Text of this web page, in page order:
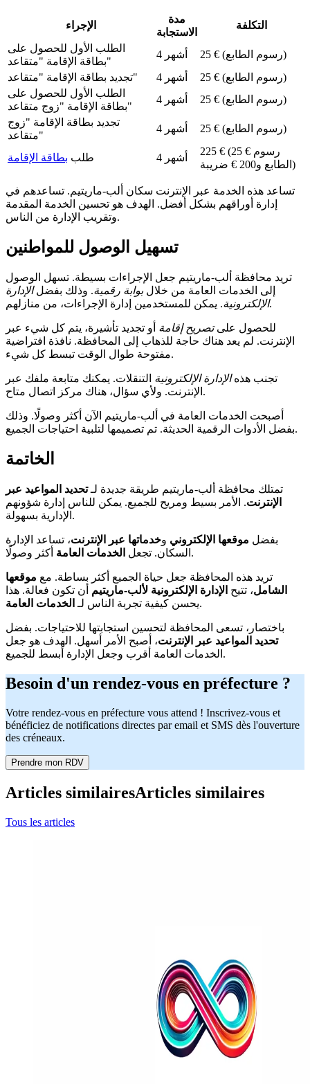
الإجراء
مدة
الاستجابة
التكلفة
الطلب الأول للحصول على
بطاقة الإقامة "متقاعد"
4 أشهر
25 € (رسوم الطابع)
تجديد بطاقة الإقامة "متقاعد"
4 أشهر
25 € (رسوم الطابع)
الطلب الأول للحصول على
بطاقة الإقامة "زوج متقاعد"
4 أشهر
25 € (رسوم الطابع)
تجديد بطاقة الإقامة "زوج
متقاعد"
4 أشهر 25 € (رسوم الطابع)
طلب بطاقة الإقامة 4 أشهر
225 € (25 € رسوم
الطابع و200 € ضريبة)
تساعد هذه الخدمة عبر الإنترنت سكان ألب-ماريتيم. تساعدهم في
إدارة أوراقهم بشكل أفضل. الهدف هو تحسين الخدمة المقدمة
وتقريب الإدارة من الناس.
تسهيل الوصول للمواطنين
تريد محافظة ألب-ماريتيم جعل الإجراءات بسيطة. تسهل الوصول
إلى الخدمات العامة من خلالبوابة رقمية. وذلك بفضلالإدارة
الإلكترونية. يمكن للمستخدمين إدارة الإجراءات، من منازلهم.
للحصول علىتصريح إقامة أو تجديد تأشيرة، يتم كل شيء عبر
الإنترنت. لم يعد هناك حاجة للذهاب إلى المحافظة. نافذة افتراضية
مفتوحة طوال الوقت تبسط كل شيء.
تجنب هذهالإدارة الإلكترونية التنقلات. يمكنك متابعة ملفك عبر
الإنترنت. ولأي سؤال، هناك مركز اتصال متاح.
أصبحت الخدمات العامة في ألب-ماريتيم الآن أكثر وصولًا. وذلك
بفضل الأدوات الرقمية الحديثة. تم تصميمها لتلبية احتياجات الجميع.
الخاتمة
تمتلك محافظة ألب-ماريتيم طريقة جديدة لـتحديد المواعيد عبر
الإنترنت. الأمر بسيط ومريح للجميع. يمكن للناس إدارة شؤونهم
الإدارية بسهولة.
بفضل موقعها الإلكتروني وخدماتها عبر الإنترنت، تساعد الإدارة
السكان. تجعل الخدمات العامة أكثر وصولًا.
تريد هذه المحافظة جعل حياة الجميع أكثر بساطة. مع موقعها
الشامل، تتيح الإدارة الإلكترونية لألب-ماريتيم أن تكون فعالة. هذا
يحسن كيفية تجربة الناس لـ الخدمات العامة .
باختصار، تسعى المحافظة لتحسين استجابتها للاحتياجات. بفضل
تحديد المواعيد عبر الإنترنت، أصبح الأمر أسهل. الهدف هو جعل
الخدمات العامة أقرب وجعل الإدارة أبسط للجميع.
Besoin d'un rendez-vous en préfecture ?
Votre rendez-vous en préfecture vous attend ! Inscrivez-vous et
bénéficiez de notifications directes par email et SMS dès l'ouverture
des créneaux.
Prendre mon RDV
Articles similairesArticles similaires
Tous les articles